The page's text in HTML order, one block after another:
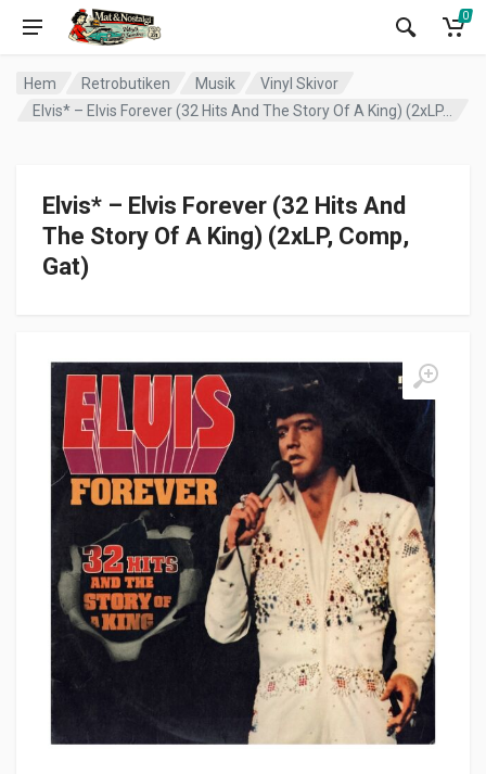
0
Hem Retrobutiken Musik
Vinyl Skivor
Elvis* – Elvis Forever (32 Hits And The Story Of A King) (2xLP, Comp, Gat)
Elvis* – Elvis Forever (32 Hits And
The Story Of A King) (2xLP, Comp,
Gat)